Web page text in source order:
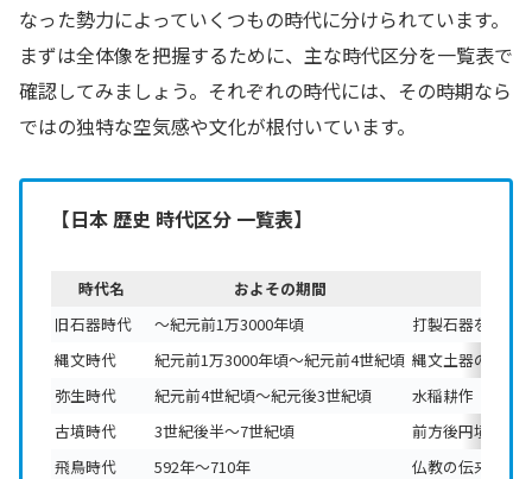
なった勢力によっていくつもの時代に分けられています。
まずは全体像を把握するために、主な時代区分を一覧表で
確認してみましょう。それぞれの時代には、その時期なら
ではの独特な空気感や文化が根付いています。
【日本 歴史 時代区分 一覧表】
時代名
およその期間
旧石器時代
〜紀元前1万3000年頃
打製石器を使い
縄文時代
紀元前1万3000年頃〜紀元前4世紀頃 縄文土器の使用
弥生時代
紀元前4世紀頃〜紀元後3世紀頃
水稲耕作（稲作
古墳時代
3世紀後半〜7世紀頃
前方後円墳など
飛鳥時代
592年〜710年
仏教の伝来、聖